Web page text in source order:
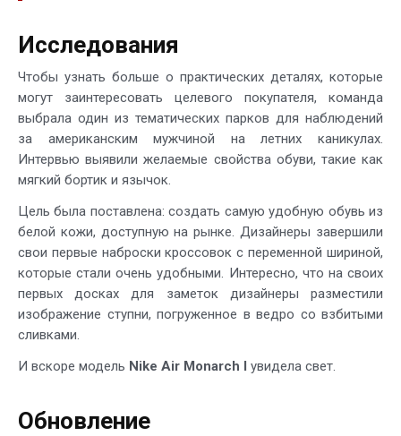
Исследования
Чтобы узнать больше о практических деталях, которые
могут заинтересовать целевого покупателя, команда
выбрала один из тематических парков для наблюдений
за американским мужчиной на летних каникулах.
Интервью выявили желаемые свойства обуви, такие как
мягкий бортик и язычок.
Цель была поставлена: создать самую удобную обувь из
белой кожи, доступную на рынке. Дизайнеры завершили
свои первые наброски кроссовок с переменной шириной,
которые стали очень удобными. Интересно, что на своих
первых досках для заметок дизайнеры разместили
изображение ступни, погруженное в ведро со взбитыми
сливками.
И вскоре модель Nike Air Monarch I увидела свет.
Обновление